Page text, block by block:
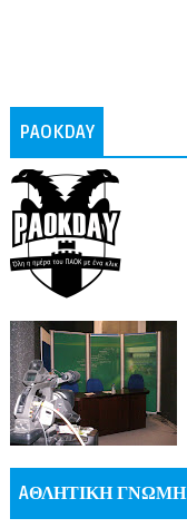
PAOKDAY
AΘΛΗΤΙΚΗ ΓΝΩΜΗ